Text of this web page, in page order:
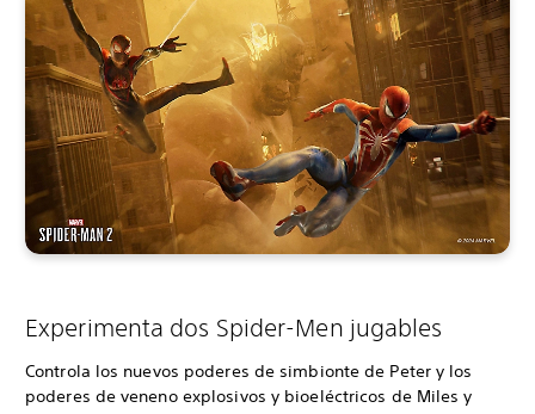
Experimenta dos Spider-Men jugables
Controla los nuevos poderes de simbionte de Peter y los
poderes de veneno explosivos y bioeléctricos de Miles y